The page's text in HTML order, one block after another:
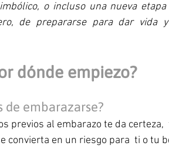
o incluso una nueva
de prepararse para dar vida
dónde empiezo?
de embarazarse?
previos al embarazo te da certeza,
en un riesgo para  ti o tu